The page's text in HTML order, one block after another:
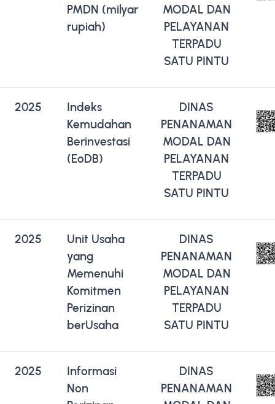
PMDN (milyar
rupiah)
MODAL DAN
PELAYANAN
TERPADU
SATU PINTU
2025
Indeks
Kemudahan
Berinvestasi
(EoDB)
DINAS
PENANAMAN
MODAL DAN
PELAYANAN
TERPADU
SATU PINTU
2025
Unit Usaha
yang
Memenuhi
Komitmen
Perizinan
berUsaha
DINAS
PENANAMAN
MODAL DAN
PELAYANAN
TERPADU
SATU PINTU
2025
Informasi
Non
DINAS
PENANAMAN